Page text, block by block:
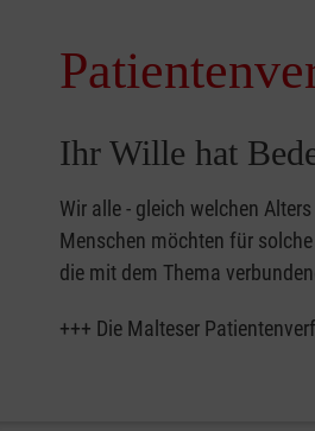
Ihr Wille hat
Wir alle - gleich welchen
Menschen möchten für
die mit dem Thema
+++ Die Malteser